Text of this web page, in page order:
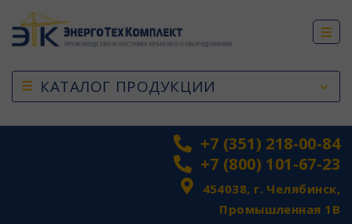
КАТАЛОГ ПРОДУКЦИИ
+7 (351) 218-00-84
+7 (800) 101-67-23
454038, г. Челябинск,
Промышленная 1В